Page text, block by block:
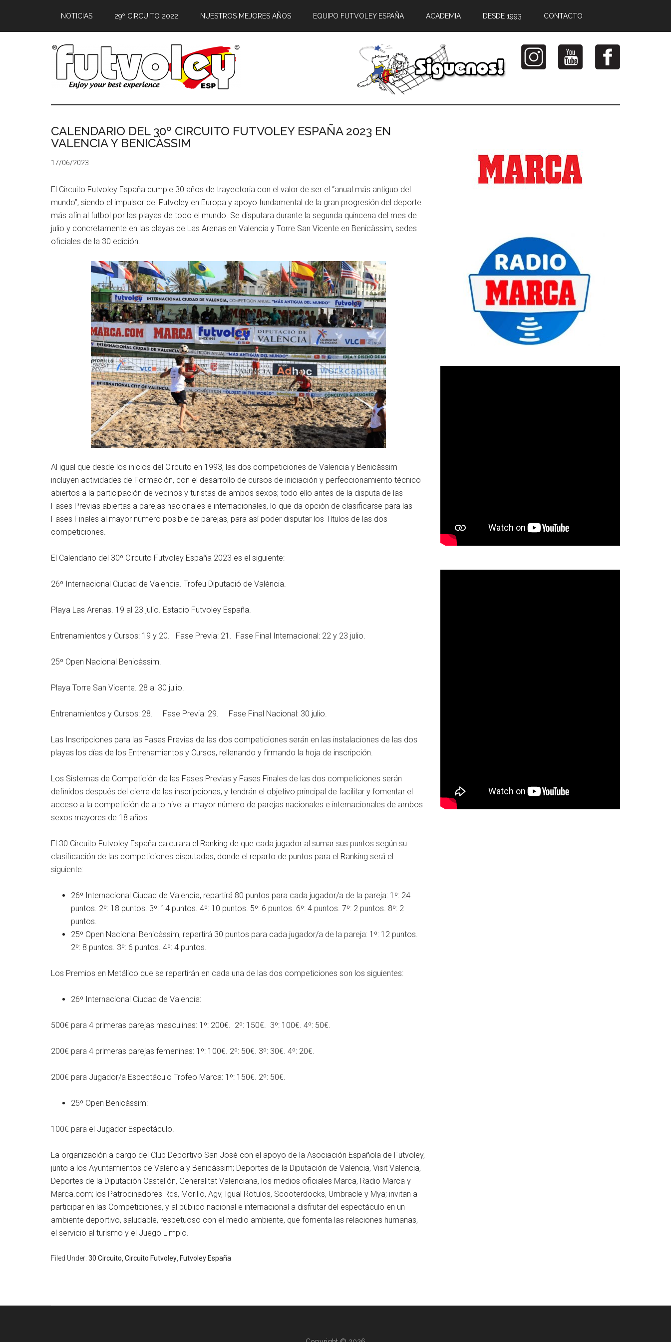
NOTICIAS 29º CIRCUITO 2022 NUESTROS MEJORES AÑOS EQUIPO FUTVOLEY ESPAÑA ACADEMIA DESDE 1993 CONTACTO
CALENDARIO DEL 30º CIRCUITO FUTVOLEY ESPAÑA 2023 EN
VALENCIA Y BENICÀSSIM
17/06/2023
El Circuito Futvoley España cumple 30 años de trayectoria con el valor de ser el “anual más antiguo del
mundo”, siendo el impulsor del Futvoley en Europa y apoyo fundamental de la gran progresión del deporte
más afín al futbol por las playas de todo el mundo. Se disputara durante la segunda quincena del mes de
julio y concretamente en las playas de Las Arenas en Valencia y Torre San Vicente en Benicàssim, sedes
oficiales de la 30 edición.
Al igual que desde los inicios del Circuito en 1993, las dos competiciones de Valencia y Benicàssim
incluyen actividades de Formación, con el desarrollo de cursos de iniciación y perfeccionamiento técnico
abiertos a la participación de vecinos y turistas de ambos sexos; todo ello antes de la disputa de las
Fases Previas abiertas a parejas nacionales e internacionales, lo que da opción de clasificarse para las
Fases Finales al mayor número posible de parejas, para así poder disputar los Títulos de las dos
competiciones.
El Calendario del 30º Circuito Futvoley España 2023 es el siguiente:
26º Internacional Ciudad de Valencia. Trofeu Diputació de València.
Playa Las Arenas. 19 al 23 julio. Estadio Futvoley España.
Entrenamientos y Cursos: 19 y 20. Fase Previa: 21. Fase Final Internacional: 22 y 23 julio.
25º Open Nacional Benicàssim.
Playa Torre San Vicente. 28 al 30 julio.
Entrenamientos y Cursos: 28. Fase Previa: 29. Fase Final Nacional: 30 julio.
Las Inscripciones para las Fases Previas de las dos competiciones serán en las instalaciones de las dos
playas los días de los Entrenamientos y Cursos, rellenando y firmando la hoja de inscripción.
Los Sistemas de Competición de las Fases Previas y Fases Finales de las dos competiciones serán
definidos después del cierre de las inscripciones, y tendrán el objetivo principal de facilitar y fomentar el
acceso a la competición de alto nivel al mayor número de parejas nacionales e internacionales de ambos
sexos mayores de 18 años.
El 30 Circuito Futvoley España calculara el Ranking de que cada jugador al sumar sus puntos según su
clasificación de las competiciones disputadas, donde el reparto de puntos para el Ranking será el
siguiente:
26º Internacional Ciudad de Valencia, repartirá 80 puntos para cada jugador/a de la pareja: 1º: 24
puntos. 2º: 18 puntos. 3º: 14 puntos. 4º: 10 puntos. 5º: 6 puntos. 6º: 4 puntos. 7º: 2 puntos. 8º: 2
puntos.
25º Open Nacional Benicàssim, repartirá 30 puntos para cada jugador/a de la pareja: 1º: 12 puntos.
2º: 8 puntos. 3º: 6 puntos. 4º: 4 puntos.
Los Premios en Metálico que se repartirán en cada una de las dos competiciones son los siguientes:
26º Internacional Ciudad de Valencia:
500€ para 4 primeras parejas masculinas: 1º: 200€. 2º: 150€. 3º: 100€. 4º: 50€.
200€ para 4 primeras parejas femeninas: 1º: 100€. 2º: 50€. 3º: 30€. 4º: 20€.
200€ para Jugador/a Espectáculo Trofeo Marca: 1º: 150€. 2º: 50€.
25º Open Benicàssim:
100€ para el Jugador Espectáculo.
La organización a cargo del Club Deportivo San José con el apoyo de la Asociación Española de Futvoley,
junto a los Ayuntamientos de Valencia y Benicàssim; Deportes de la Diputación de Valencia, Visit Valencia,
Deportes de la Diputación Castellón, Generalitat Valenciana, los medios oficiales Marca, Radio Marca y
Marca.com; los Patrocinadores Rds, Morillo, Agv, Igual Rotulos, Scooterdocks, Umbracle y Mya; invitan a
participar en las Competiciones, y al público nacional e internacional a disfrutar del espectáculo en un
ambiente deportivo, saludable, respetuoso con el medio ambiente, que fomenta las relaciones humanas,
el servicio al turismo y el Juego Limpio.
Filed Under: 30 Circuito Circuito Futvoley Futvoley España